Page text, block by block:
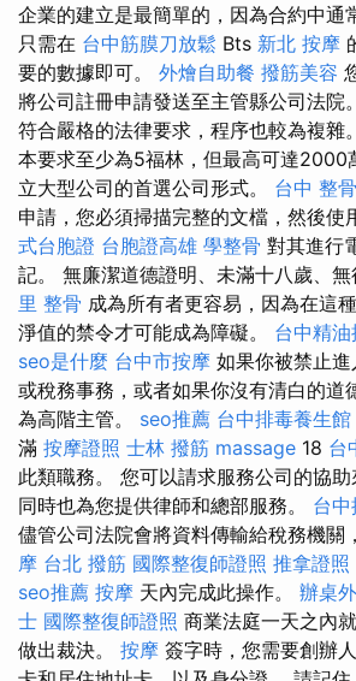
企業的建立是最簡單的，因為合約中通
只需在 台中筋膜刀放鬆 Bts 新北 按摩
要的數據即可。 外燴自助餐 撥筋美容
將公司註冊申請發送至主管縣公司法院
符合嚴格的法律要求，程序也較為複雜
本要求至少為5福林，但最高可達2000
立大型公司的首選公司形式。 台中 整
申請，您必須掃描完整的文檔，然後使
式台胞證 台胞證高雄 學整骨 對其進行
記。 無廉潔道德證明、未滿十八歲、無
里 整骨 成為所有者更容易，因為在這
淨值的禁令才可能成為障礙。 台中精
seo是什麼 台中市按摩 如果你被禁止
或稅務事務，或者如果你沒有清白的道
為高階主管。 seo推薦 台中排毒養生館
滿 按摩證照 士林 撥筋 massage 18 台
此類職務。 您可以請求服務公司的協助
同時也為您提供律師和總部服務。 台
儘管公司法院會將資料傳輸給稅務機關
摩 台北 撥筋 國際整復師證照 推拿證照
seo推薦 按摩 天內完成此操作。 辦桌
士 國際整復師證照 商業法庭一天之內
做出裁決。 按摩 簽字時，您需要創辦